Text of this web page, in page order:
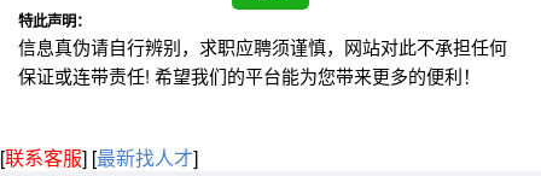
特此声明：
信息真伪请自行辨别，求职应聘须谨慎，网站对此不承担任何
保证或连带责任! 希望我们的平台能为您带来更多的便利！
[联系客服] [最新找人才]